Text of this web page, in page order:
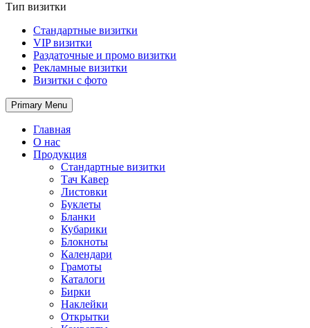
Тип визитки
Стандартные визитки
VIP визитки
Раздаточные и промо визитки
Рекламные визитки
Визитки с фото
Primary Menu
Главная
О нас
Продукция
Стандартные визитки
Тач Кавер
Листовки
Буклеты
Бланки
Кубарики
Блокноты
Календари
Грамоты
Каталоги
Бирки
Наклейки
Открытки